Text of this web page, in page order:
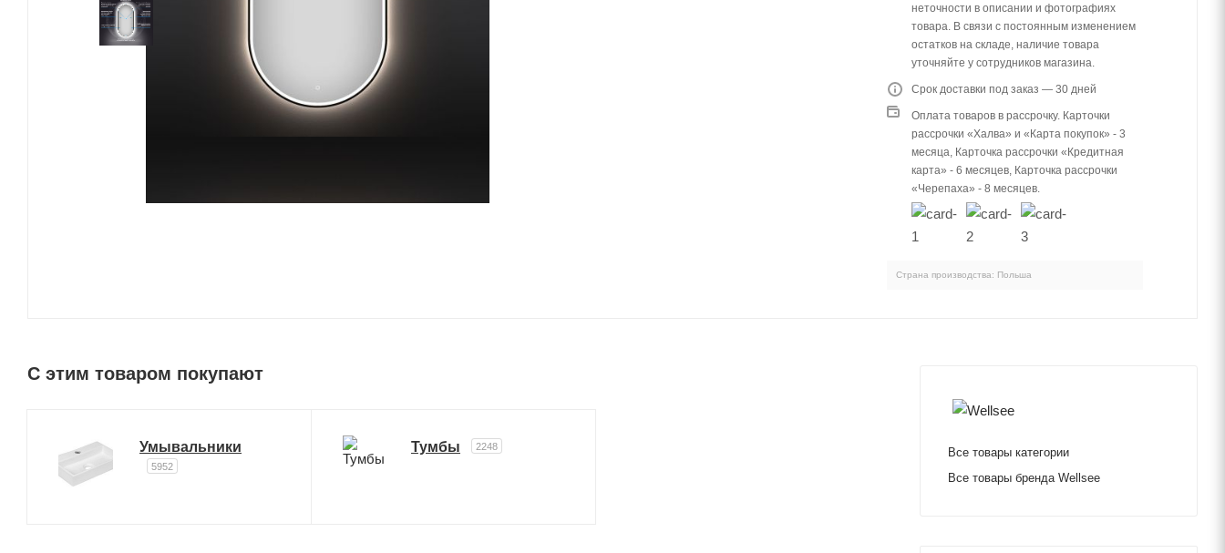
неточности в описании и фотографиях
товара. В связи с постоянным изменением
остатков на складе, наличие товара
уточняйте у сотрудников магазина.
Срок доставки под заказ — 30 дней
Оплата товаров в рассрочку. Карточки
рассрочки «Халва» и «Карта покупок» - 3
месяца, Карточка рассрочки «Кредитная
карта» - 6 месяцев, Карточка рассрочки
«Черепаха» - 8 месяцев.
Страна производства: Польша
C этим товаром покупают
Умывальники
5952
Тумбы 2248
Все товары категории
Все товары бренда Wellsee